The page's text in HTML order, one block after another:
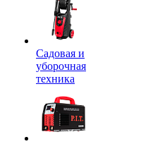
Садовая и
уборочная
техника